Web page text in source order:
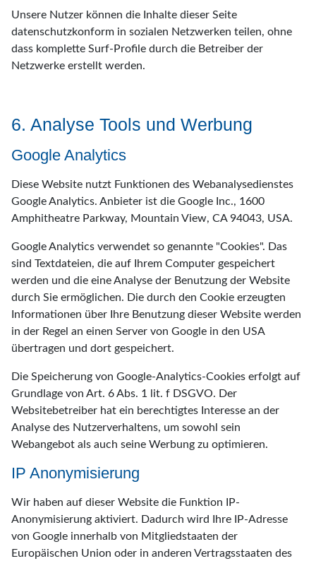
Unsere Nutzer können die Inhalte dieser Seite
datenschutzkonform in sozialen Netzwerken teilen, ohne
dass komplette Surf-Profile durch die Betreiber der
Netzwerke erstellt werden.
6. Analyse Tools und Werbung
Google Analytics
Diese Website nutzt Funktionen des Webanalysedienstes
Google Analytics. Anbieter ist die Google Inc., 1600
Amphitheatre Parkway, Mountain View, CA 94043, USA.
Google Analytics verwendet so genannte "Cookies". Das
sind Textdateien, die auf Ihrem Computer gespeichert
werden und die eine Analyse der Benutzung der Website
durch Sie ermöglichen. Die durch den Cookie erzeugten
Informationen über Ihre Benutzung dieser Website werden
in der Regel an einen Server von Google in den USA
übertragen und dort gespeichert.
Die Speicherung von Google-Analytics-Cookies erfolgt auf
Grundlage von Art. 6 Abs. 1 lit. f DSGVO. Der
Websitebetreiber hat ein berechtigtes Interesse an der
Analyse des Nutzerverhaltens, um sowohl sein
Webangebot als auch seine Werbung zu optimieren.
IP Anonymisierung
Wir haben auf dieser Website die Funktion IP-
Anonymisierung aktiviert. Dadurch wird Ihre IP-Adresse
von Google innerhalb von Mitgliedstaaten der
Europäischen Union oder in anderen Vertragsstaaten des